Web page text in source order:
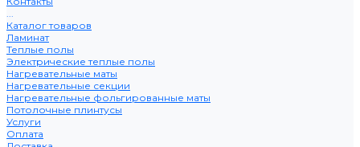
...
Каталог товаров
Ламинат
Теплые полы
Электрические теплые полы
Нагревательные маты
Нагревательные секции
Нагревательные фольгированные маты
Потолочные плинтусы
Услуги
Оплата